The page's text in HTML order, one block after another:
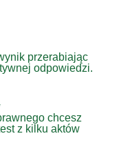
przerabiając
odpowiedzi.
chcesz
z kilku aktów